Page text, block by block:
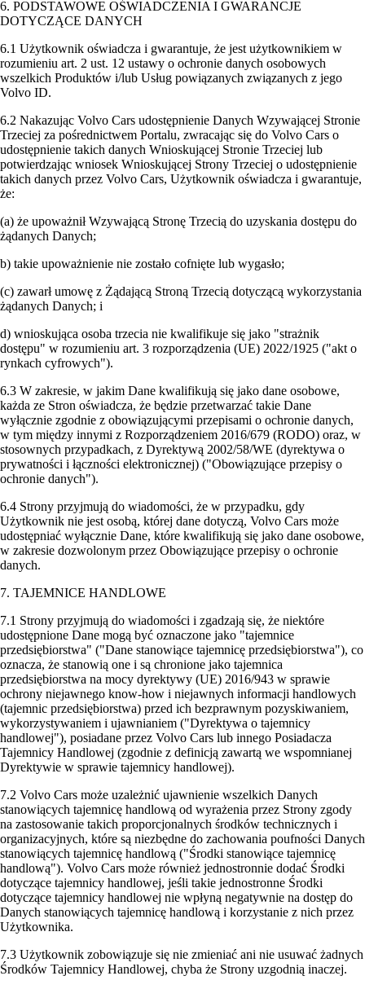
6. PODSTAWOWE OŚWIADCZENIA I GWARANCJE
DOTYCZĄCE DANYCH
6.1 Użytkownik oświadcza i gwarantuje, że jest użytkownikiem w
rozumieniu art. 2 ust. 12 ustawy o ochronie danych osobowych
wszelkich Produktów i/lub Usług powiązanych związanych z jego
Volvo ID.
6.2 Nakazując Volvo Cars udostępnienie Danych Wzywającej Stronie
Trzeciej za pośrednictwem Portalu, zwracając się do Volvo Cars o
udostępnienie takich danych Wnioskującej Stronie Trzeciej lub
potwierdzając wniosek Wnioskującej Strony Trzeciej o udostępnienie
takich danych przez Volvo Cars, Użytkownik oświadcza i gwarantuje,
że:
(a) że upoważnił Wzywającą Stronę Trzecią do uzyskania dostępu do
żądanych Danych;
b) takie upoważnienie nie zostało cofnięte lub wygasło;
(c) zawarł umowę z Żądającą Stroną Trzecią dotyczącą wykorzystania
żądanych Danych; i
d) wnioskująca osoba trzecia nie kwalifikuje się jako "strażnik
dostępu" w rozumieniu art. 3 rozporządzenia (UE) 2022/1925 ("akt o
rynkach cyfrowych").
6.3 W zakresie, w jakim Dane kwalifikują się jako dane osobowe,
każda ze Stron oświadcza, że będzie przetwarzać takie Dane
wyłącznie zgodnie z obowiązującymi przepisami o ochronie danych,
w tym między innymi z Rozporządzeniem 2016/679 (RODO) oraz, w
stosownych przypadkach, z Dyrektywą 2002/58/WE (dyrektywa o
prywatności i łączności elektronicznej) ("Obowiązujące przepisy o
ochronie danych").
6.4 Strony przyjmują do wiadomości, że w przypadku, gdy
Użytkownik nie jest osobą, której dane dotyczą, Volvo Cars może
udostępniać wyłącznie Dane, które kwalifikują się jako dane osobowe,
w zakresie dozwolonym przez Obowiązujące przepisy o ochronie
danych.
7. TAJEMNICE HANDLOWE
7.1 Strony przyjmują do wiadomości i zgadzają się, że niektóre
udostępnione Dane mogą być oznaczone jako "tajemnice
przedsiębiorstwa" ("Dane stanowiące tajemnicę przedsiębiorstwa"), co
oznacza, że stanowią one i są chronione jako tajemnica
przedsiębiorstwa na mocy dyrektywy (UE) 2016/943 w sprawie
ochrony niejawnego know-how i niejawnych informacji handlowych
(tajemnic przedsiębiorstwa) przed ich bezprawnym pozyskiwaniem,
wykorzystywaniem i ujawnianiem ("Dyrektywa o tajemnicy
handlowej"), posiadane przez Volvo Cars lub innego Posiadacza
Tajemnicy Handlowej (zgodnie z definicją zawartą we wspomnianej
Dyrektywie w sprawie tajemnicy handlowej).
7.2 Volvo Cars może uzależnić ujawnienie wszelkich Danych
stanowiących tajemnicę handlową od wyrażenia przez Strony zgody
na zastosowanie takich proporcjonalnych środków technicznych i
organizacyjnych, które są niezbędne do zachowania poufności Danych
stanowiących tajemnicę handlową ("Środki stanowiące tajemnicę
handlową"). Volvo Cars może również jednostronnie dodać Środki
dotyczące tajemnicy handlowej, jeśli takie jednostronne Środki
dotyczące tajemnicy handlowej nie wpłyną negatywnie na dostęp do
Danych stanowiących tajemnicę handlową i korzystanie z nich przez
Użytkownika.
7.3 Użytkownik zobowiązuje się nie zmieniać ani nie usuwać żadnych
Środków Tajemnicy Handlowej, chyba że Strony uzgodnią inaczej.